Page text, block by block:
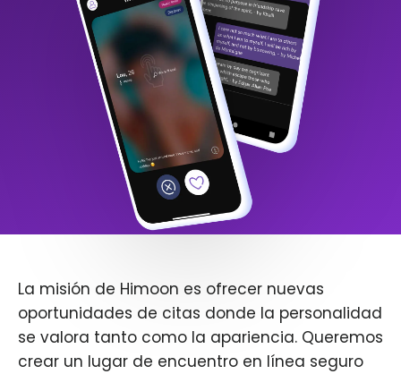
La misión de Himoon es ofrecer nuevas
oportunidades de citas donde la personalidad
se valora tanto como la apariencia. Queremos
crear un lugar de encuentro en línea seguro